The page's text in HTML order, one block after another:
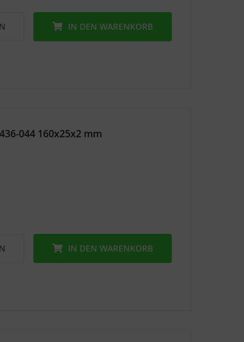
IN DEN WARENKORB
044 160x25x2 mm
IN DEN WARENKORB